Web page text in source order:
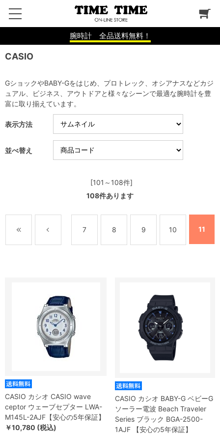
腕時計 全品送料無料！
CASIO
GショックやBABY-Gをはじめ、プロトレック、オシアナスなどカジ
ュアル、ビジネス、アウトドアと様々なシーンで最適な腕時計を豊
富に取り揃えています。
表示方法
並べ替え
[101～108件]
108件あります
7 8 9 10 11
CASIO カシオ CASIO wave
ceptor ウェーブセプター LWA-
M145L-2AJF【安心の5年保証】
￥10,780 (税込)
CASIO カシオ BABY-G ベビーG
ソーラー電波 Beach Traveler
Series ブラック BGA-2500-
1AJF 【安心の5年保証】